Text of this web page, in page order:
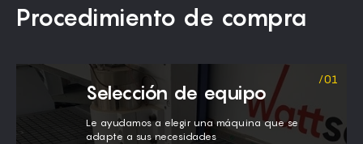
Procedimiento de compra
Selección de equipo
Le ayudamos a elegir una máquina que se
adapte a sus necesidades